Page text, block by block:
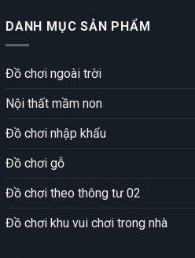
DANH MỤC SẢN PHẨM
Đồ chơi ngoài trời
Nội thất mầm non
Đồ chơi nhập khẩu
Đồ chơi gỗ
Đồ chơi theo thông tư 02
Đồ chơi khu vui chơi trong nhà